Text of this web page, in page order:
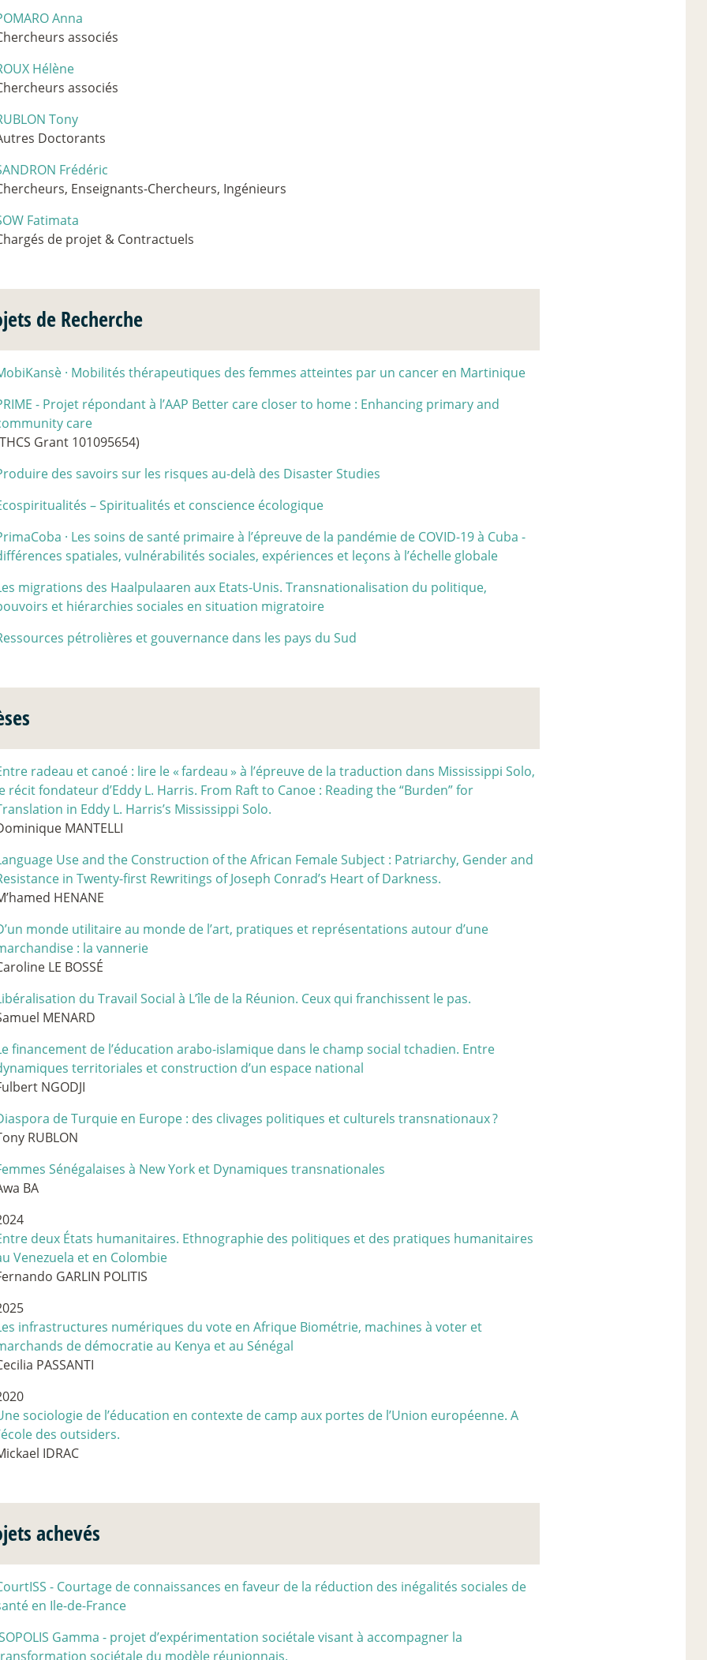
Anna
associés
Hélène
associés
Tony
Doctorants
Frédéric
Enseignants-Chercheurs, Ingénieurs
Fatimata
de projet & Contractuels
de Recherche
· Mobilités thérapeutiques des femmes atteintes par un cancer en Martinique
- Projet répondant à l’AAP Better care closer to home : Enhancing primary and
care
Grant 101095654)
des savoirs sur les risques au-delà des Disaster Studies
– Spiritualités et conscience écologique
· Les soins de santé primaire à l’épreuve de la pandémie de COVID-19 à Cuba -
spatiales, vulnérabilités sociales, expériences et leçons à l’échelle globale
migrations des Haalpulaaren aux Etats-Unis. Transnationalisation du politique,
et hiérarchies sociales en situation migratoire
pétrolières et gouvernance dans les pays du Sud
radeau et canoé : lire le «fardeau » à l’épreuve de la traduction dans Mississippi Solo,
récit fondateur d’Eddy L. Harris. From Raft to Canoe : Reading the “Burden” for
in Eddy L. Harris’s Mississippi Solo.
MANTELLI
Use and the Construction of the African Female Subject : Patriarchy, Gender and
in Twenty-first Rewritings of Joseph Conrad’s Heart of Darkness.
HENANE
monde utilitaire au monde de l’art, pratiques et représentations autour d’une
: la vannerie
LE BOSSÉ
du Travail Social à L’île de la Réunion. Ceux qui franchissent le pas.
MENARD
financement de l’éducation arabo-islamique dans le champ social tchadien. Entre
territoriales et construction d’un espace national
NGODJI
de Turquie en Europe : des clivages politiques et culturels transnationaux?
RUBLON
Sénégalaises à New York et Dynamiques transnationales
BA
deux États humanitaires. Ethnographie des politiques et des pratiques humanitaires
Venezuela et en Colombie
GARLIN POLITIS
infrastructures numériques du vote en Afrique Biométrie, machines à voter et
de démocratie au Kenya et au Sénégal
PASSANTI
sociologie de l’éducation en contexte de camp aux portes de l’Union européenne. A
des outsiders.
IDRAC
achevés
- Courtage de connaissances en faveur de la réduction des inégalités sociales de
en Ile-de-France
Gamma - projet d’expérimentation sociétale visant à accompagner la
sociétale du modèle réunionnais.